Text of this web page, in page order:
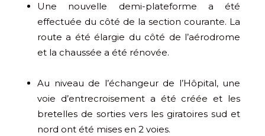
Une nouvelle demi-plateforme a été
effectuée du côté de la section courante. La
route a été élargie du côté de l’aérodrome
et la chaussée a été rénovée.
Au niveau de l’échangeur de l’Hôpital, une
voie d’entrecroisement a été créée et les
bretelles de sorties vers les giratoires sud et
nord ont été mises en 2 voies.